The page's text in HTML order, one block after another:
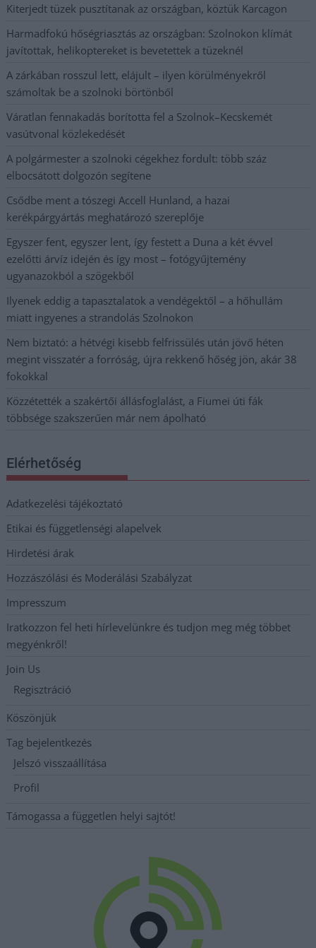
Kiterjedt tüzek pusztítanak az országban, köztük Karcagon
Harmadfokú hőségriasztás az országban: Szolnokon klímát
javítottak, helikoptereket is bevetettek a tüzeknél
A zárkában rosszul lett, elájult – ilyen körülményekről
számoltak be a szolnoki börtönből
Váratlan fennakadás borította fel a Szolnok–Kecskemét
vasútvonal közlekedését
A polgármester a szolnoki cégekhez fordult: több száz
elbocsátott dolgozón segítene
Csődbe ment a tószegi Accell Hunland, a hazai
kerékpárgyártás meghatározó szereplője
Egyszer fent, egyszer lent, így festett a Duna a két évvel
ezelőtti árvíz idején és így most – fotógyűjtemény
ugyanazokból a szögekből
Ilyenek eddig a tapasztalatok a vendégektől – a hőhullám
miatt ingyenes a strandolás Szolnokon
Nem biztató: a hétvégi kisebb felfrissülés után jövő héten
megint visszatér a forróság, újra rekkenő hőség jön, akár 38
fokokkal
Közzétették a szakértői állásfoglalást, a Fiumei úti fák
többsége szakszerűen már nem ápolható
Elérhetőség
Adatkezelési tájékoztató
Etikai és függetlenségi alapelvek
Hirdetési árak
Hozzászólási és Moderálási Szabályzat
Impresszum
Iratkozzon fel heti hírlevelünkre és tudjon meg még többet
megyénkről!
Join Us
Regisztráció
Köszönjük
Tag bejelentkezés
Jelszó visszaállítása
Profil
Támogassa a független helyi sajtót!